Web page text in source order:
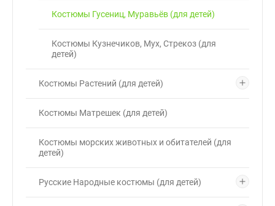
Костюмы Гусениц, Муравьёв (для детей)
Костюмы Кузнечиков, Мух, Стрекоз (для
детей)
Костюмы Растений (для детей)
Костюмы Матрешек (для детей)
Костюмы морских животных и обитателей (для
детей)
Русские Народные костюмы (для детей)